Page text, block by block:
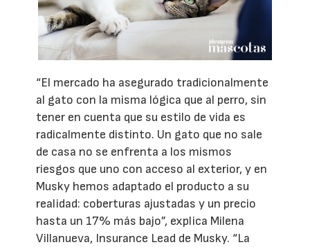
“El mercado ha asegurado tradicionalmente
al gato con la misma lógica que al perro, sin
tener en cuenta que su estilo de vida es
radicalmente distinto. Un gato que no sale
de casa no se enfrenta a los mismos
riesgos que uno con acceso al exterior, y en
Musky hemos adaptado el producto a su
realidad: coberturas ajustadas y un precio
hasta un 17% más bajo”, explica Milena
Villanueva, Insurance Lead de Musky. “La